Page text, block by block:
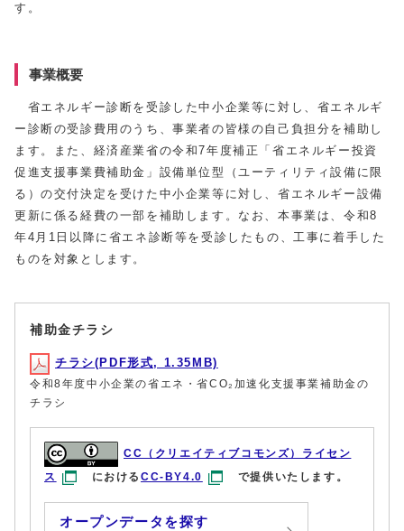
す。
事業概要
省エネルギー診断を受診した中小企業等に対し、省エネルギ
ー診断の受診費用のうち、事業者の皆様の自己負担分を補助し
ます。また、経済産業省の令和7年度補正「省エネルギー投資
促進支援事業費補助金」設備単位型（ユーティリティ設備に限
る）の交付決定を受けた中小企業等に対し、省エネルギー設備
更新に係る経費の一部を補助します。なお、本事業は、令和8
年4月1日以降に省エネ診断等を受診したもの、工事に着手した
ものを対象とします。
補助金チラシ
チラシ(PDF形式, 1.35MB)
令和8年度中小企業の省エネ・省CO₂加速化支援事業補助金の
チラシ
CC（クリエイティブコモンズ）ライセン
ス
におけるCC-BY4.0 で提供いたします。
オープンデータを探す